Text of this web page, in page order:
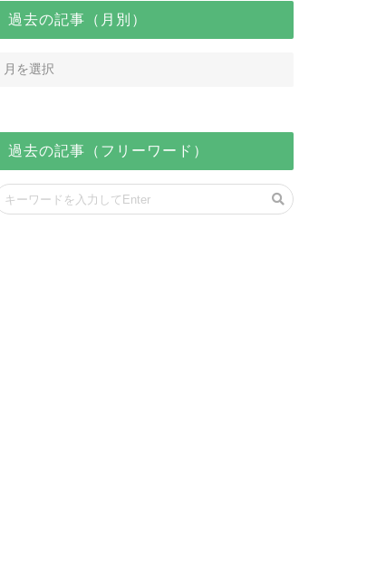
過去の記事（月別）
過去の記事（フリーワード）